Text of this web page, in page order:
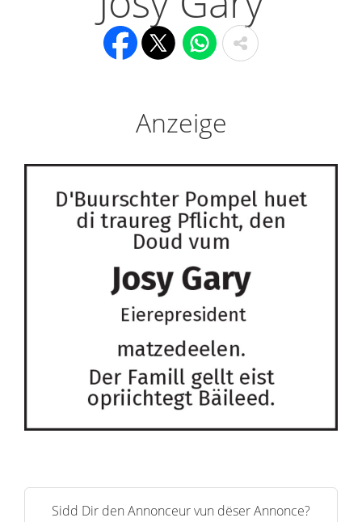
Anzeige
Sidd Dir den Annonceur vun dëser Annonce?